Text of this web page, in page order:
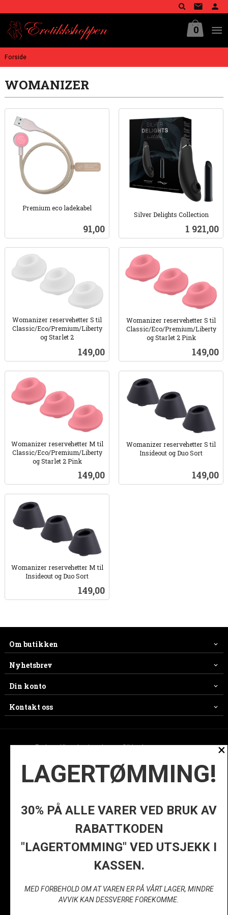
til
innholdet
0
Forside
WOMANIZER
Premium eco ladekabel
Pris
91,00
Silver Delights Collection
Pris
1 921,00
Womanizer reservehetter S til
Classic/Eco/Premium/Liberty
og Starlet 2
Pris
149,00
Womanizer reservehetter S til
Classic/Eco/Premium/Liberty
og Starlet 2 Pink
Pris
149,00
Womanizer reservehetter M til
Classic/Eco/Premium/Liberty
og Starlet 2 Pink
Pris
149,00
Womanizer reservehetter S til
Insideout og Duo Sort
Pris
149,00
Womanizer reservehetter M til
Insideout og Duo Sort
Pris
149,00
Om butikken
Nyhetsbrev
Din konto
Kontakt oss
Frakt Kjøpsbetingelser Sikkerhet og personvern
Nyhetsbrev Ofte stilte spørsmål
du får en bedre kjøpsopplevelse og
bruker cookies hovedsaklig til å
hva du har puttet i handlekurven din.
om du godtar dette.Les mer
×
LAGERTØMMING!
30% PÅ ALLE VARER VED BRUK AV
RABATTKODEN
"LAGERTOMMING" VED UTSJEKK I
KASSEN.
MED FORBEHOLD OM AT VAREN ER PÅ VÅRT LAGER, MINDRE
AVVIK KAN DESSVERRE FOREKOMME.